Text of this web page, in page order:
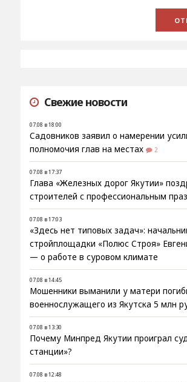
Свежие новости
07.08 в 18:00
Садовников заявил о намерении
полномочия глав на местах
2
07.08 в 17:37
Глава «Железных дорог Якутии»
строителей с профессиональным
07.08 в 17:03
«Здесь нет типовых задач»:
стройплощадки «Полюс Строя»
— о работе в суровом климате
07.08 в 14:45
Мошенники выманили у матери
военнослужащего из Якутска 5 млн
07.08 в 13:30
Почему Минпред Якутии проиграл
станции»?
07.08 в 12:48